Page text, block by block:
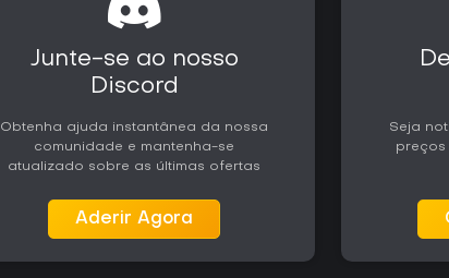
Junte-se ao nosso
Discord
Obtenha ajuda instantânea da nossa
comunidade e mantenha-se
atualizado sobre as últimas ofertas
Aderir Agora
Seja
preços